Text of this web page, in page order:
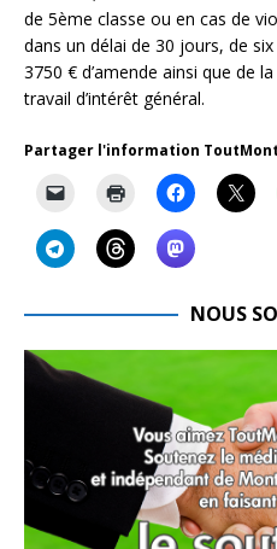
de 5ème classe ou en cas de
dans un délai de 30 jours, de
3750 € d’amende ainsi que de
travail d’intérêt général.
Partager l'information
NOUS